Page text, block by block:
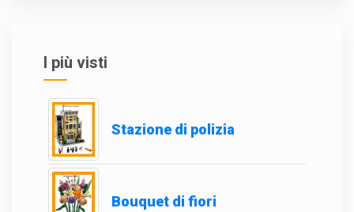
I più visti
Stazione di polizia
Bouquet di fiori